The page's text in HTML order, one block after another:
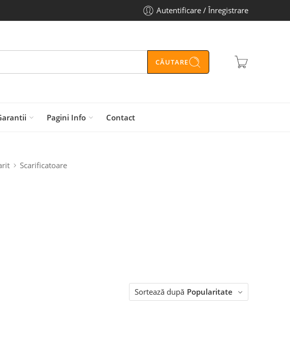
Autentificare / Înregistrare
CĂUTARE
Pagini Info Contact
Scarificatoare
Sortează după Popularitate